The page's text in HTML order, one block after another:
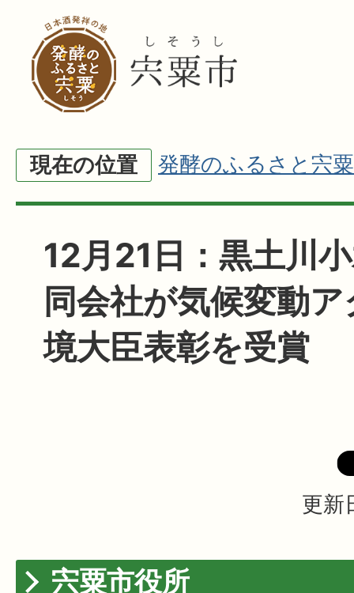
現在の位置 発酵のふるさと宍粟
12月21日：黒土川
同会社が気候変動
境大臣表彰を受賞
更新
宍粟市役所